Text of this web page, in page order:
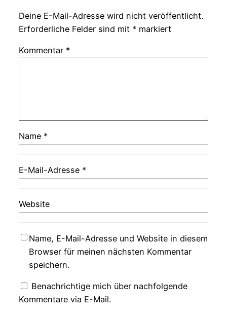
Deine E-Mail-Adresse wird nicht veröffentlicht.
Erforderliche Felder sind mit * markiert
Kommentar *
Name *
E-Mail-Adresse *
Website
Name, E-Mail-Adresse und Website in diesem
Browser für meinen nächsten Kommentar
speichern.
Benachrichtige mich über nachfolgende
Kommentare via E-Mail.